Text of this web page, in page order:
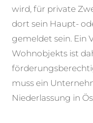
wird, für private
dort sein Haupt-
gemeldet sein. Ein
Wohnobjekts ist
muss ein
Niederlassung in